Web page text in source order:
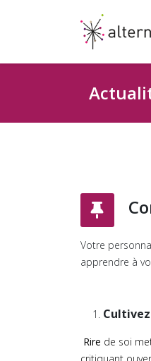
Votre
apprendre à
Rire de soi